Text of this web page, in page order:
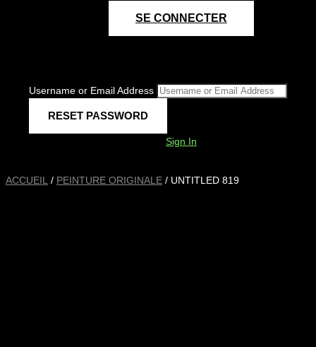
SE CONNECTER
Username or Email Address
Sign In
ACCUEIL / PEINTURE ORIGINALE / UNTITLED 819